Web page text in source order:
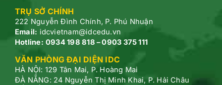
TRỤ SỞ CHÍNH
222 Nguyễn Đình Chính, P. Phú Nhuận
Email: idcvietnam@idcedu.vn
Hotline: 0934 198 818 – 0903 375 111
VĂN PHÒNG ĐẠI DIỆN IDC
HÀ NỘI: 129 Tân Mai, P. Hoàng Mai
ĐÀ NẴNG: 24 Nguyễn Thị Minh Khai, P. Hải Châu